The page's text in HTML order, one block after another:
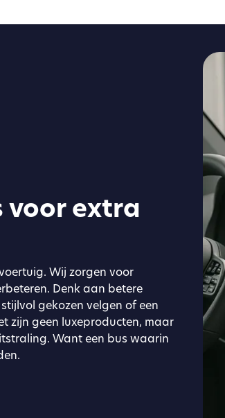
voor extra
Wij zorgen voor
Denk aan betere
gekozen velgen of een
zijn geen luxeproducten, maar
Want een bus waarin